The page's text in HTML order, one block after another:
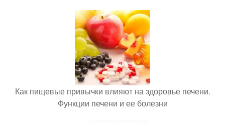
Как пищевые привычки влияют на здоровье печени.
Функции печени и ее болезни